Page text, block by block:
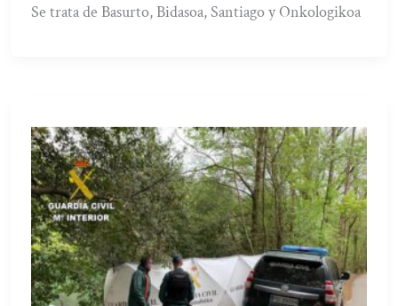
Se trata de Basurto, Bidasoa, Santiago y Onkologikoa